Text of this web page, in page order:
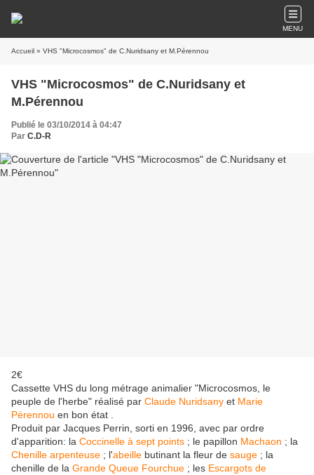
MENU
Accueil » VHS "Microcosmos" de C.Nuridsany et M.Pérennou
VHS "Microcosmos" de C.Nuridsany et
M.Pérennou
Publié le 03/10/2014 à 04:47
Par C.D-R
2€
Cassette VHS du long métrage animalier "Microcosmos, le
peuple de l'herbe" réalisé par Claude Nuridsany et Marie
Pérennou en bon état .
Produit par Jacques Perrin, sorti en 1996, avec par ordre
d'apparition: la Coccinelle à sept points ; le papillon Machaon ; la
Chenille arpenteuse ; l'abeille butinant la fleur de sauge ; la
chenille de la Grande Queue Fourchue ; les Escargots de